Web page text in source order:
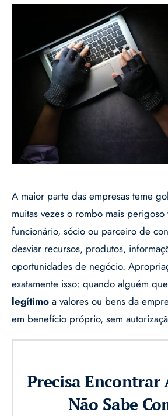
A maior parte das empresas teme
muitas vezes o rombo mais
funcionário, sócio ou parceiro de
desviar recursos, produtos,
oportunidades de negócio.
exatamente isso: quando alguém que
legítimo a valores ou bens da
em benefício próprio, sem
Precisa Encontrar
Não Sabe